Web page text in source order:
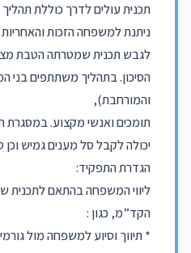
תכנית עולים לדרך כוללת
ניתנת למשפחה הזכות והאחריות
לגבש תכנית שמטרתה הטבת
הסיכון. בתהליך משתתפים בני
והמורחבת),
תומכים ואנשי מקצוע.
יכולה לקבל סל מענים גמיש וכן
הגדרת התפקיד:
ליווי המשפחה בהתאם לתכנית
הקד”מ, כגון :
* תיווך וסיוע למשפחה מול